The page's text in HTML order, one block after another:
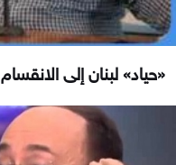
«حياد» لبنان إلى